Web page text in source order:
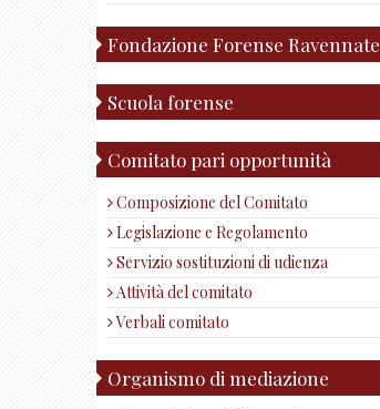
Fondazione Forense Ravennate
Scuola forense
Comitato pari opportunità
Composizione del Comitato
Legislazione e Regolamento
Servizio sostituzioni di udienza
Attività del comitato
Verbali comitato
Organismo di mediazione